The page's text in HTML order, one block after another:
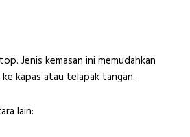
Jenis kemasan ini memudahkan
kapas atau telapak tangan.
lain: